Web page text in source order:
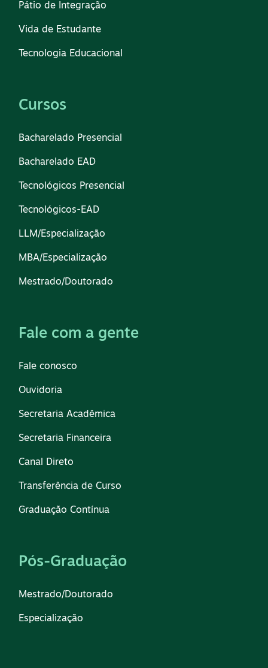
Pátio de Integração
Vida de Estudante
Tecnologia Educacional
Cursos
Bacharelado Presencial
Bacharelado EAD
Tecnológicos Presencial
Tecnológicos-EAD
LLM/Especialização
MBA/Especialização
Mestrado/Doutorado
Fale com a gente
Fale conosco
Ouvidoria
Secretaria Acadêmica
Secretaria Financeira
Canal Direto
Transferência de Curso
Graduação Contínua
Pós-Graduação
Mestrado/Doutorado
Especialização